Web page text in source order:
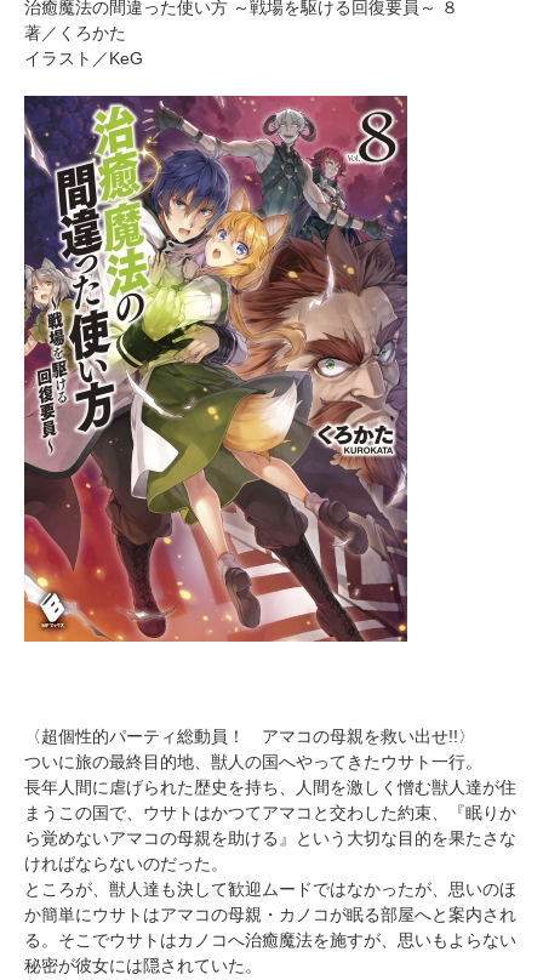
治癒魔法の間違った使い方 ～戦場を駆ける回復要員～ ８
著／くろかた
イラスト／KeG
〈超個性的パーティ総動員！ アマコの母親を救い出せ!!〉
ついに旅の最終目的地、獣人の国へやってきたウサト一行。
長年人間に虐げられた歴史を持ち、人間を激しく憎む獣人達が住
まうこの国で、ウサトはかつてアマコと交わした約束、『眠りか
ら覚めないアマコの母親を助ける』という大切な目的を果たさな
ければならないのだった。
ところが、獣人達も決して歓迎ムードではなかったが、思いのほ
か簡単にウサトはアマコの母親・カノコが眠る部屋へと案内され
る。そこでウサトはカノコへ治癒魔法を施すが、思いもよらない
秘密が彼女には隠されていた。